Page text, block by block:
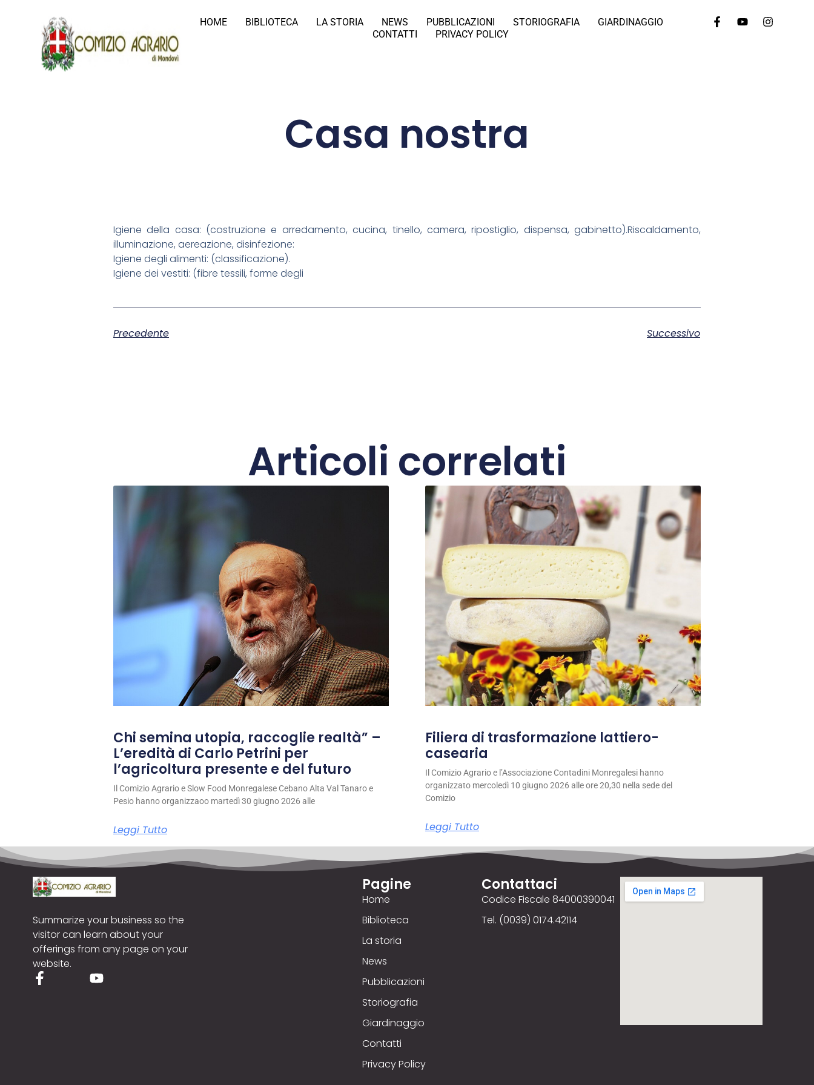
HOME BIBLIOTECA LA STORIA NEWS PUBBLICAZIONI STORIOGRAFIA
GIARDINAGGIO
CONTATTI
PRIVACY POLICY
Casa nostra
Igiene della casa: (costruzione e arredamento, cucina, tinello, camera, ripostiglio, dispensa, gabinetto).Riscaldamento,
illuminazione, aereazione, disinfezione:
Igiene degli alimenti: (classificazione).
Igiene dei vestiti: (fibre tessili, forme degli
Precedente Successivo
Articoli correlati
Chi semina utopia, raccoglie realtà” –
L’eredità di Carlo Petrini per
l’agricoltura presente e del futuro
Il Comizio Agrario e Slow Food Monregalese Cebano Alta Val Tanaro e
Pesio hanno organizzaoo martedì 30 giugno 2026 alle
Leggi Tutto
Filiera di trasformazione lattiero-
casearia
Il Comizio Agrario e l’Associazione Contadini Monregalesi hanno
organizzato mercoledì 10 giugno 2026 alle ore 20,30 nella sede del
Comizio
Leggi Tutto
Summarize your business so the
visitor can learn about your
offerings from any page on your
website.
Pagine
Home
Biblioteca
La storia
News
Pubblicazioni
Storiografia
Giardinaggio
Contatti
Privacy Policy
Contattaci
Codice Fiscale 84000390041
Tel. (0039) 0174.42114